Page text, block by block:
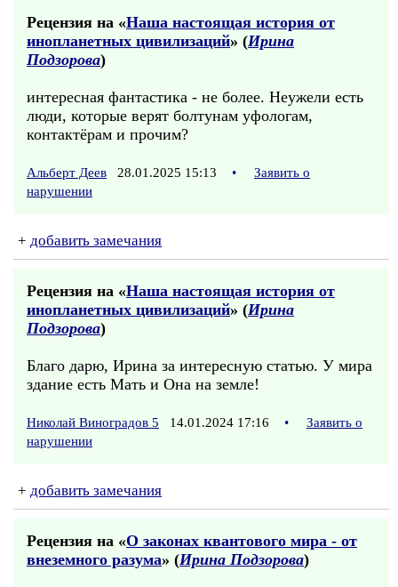
Рецензия на «Наша настоящая история от
инопланетных цивилизаций» (Ирина
Подзорова)
интересная фантастика - не более. Неужели есть
люди, которые верят болтунам уфологам,
контактёрам и прочим?
Альберт Деев 28.01.2025 15:13 •
Заявить о
нарушении
+ добавить замечания
Рецензия на «Наша настоящая история от
инопланетных цивилизаций» (Ирина
Подзорова)
Благо дарю, Ирина за интересную статью. У мира
здание есть Мать и Она на земле!
Николай Виноградов 5 14.01.2024 17:16 •
Заявить о
нарушении
+ добавить замечания
Рецензия на «О законах квантового мира - от
внеземного разума» (Ирина Подзорова)